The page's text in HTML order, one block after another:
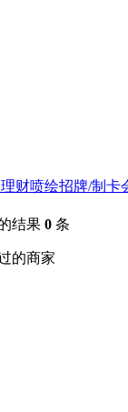
财喷绘招牌/制卡
结果 0 条
的商家